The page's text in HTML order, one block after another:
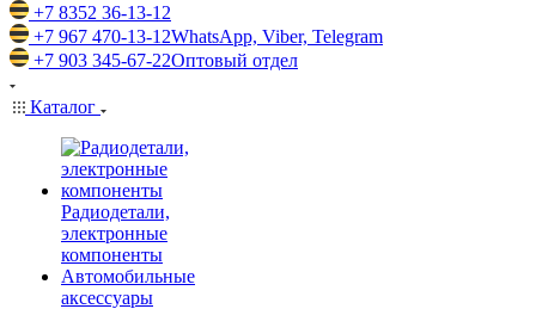
+7 8352 36-13-12
+7 967 470-13-12WhatsApp, Viber, Telegram
+7 903 345-67-22Оптовый отдел
Каталог
Радиодетали,
электронные
компоненты
Автомобильные
аксессуары